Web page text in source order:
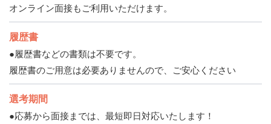
オンライン面接もご利用いただけます。
履歴書
●履歴書などの書類は不要です。
履歴書のご用意は必要ありませんので、ご安心ください
選考期間
●応募から面接までは、最短即日対応いたします！